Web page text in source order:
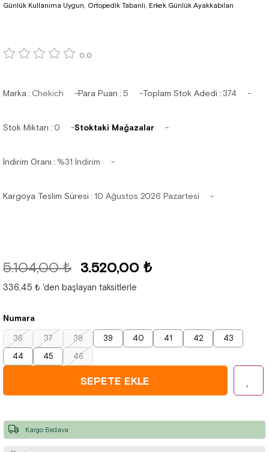
Günlük Kullanıma Uygun, Ortopedik Tabanlı, Erkek Günlük Ayakkabıları
0.0
Marka: Chekich Para Puan : 5 Toplam Stok Adedi : 374
Stok Miktarı : 0 Stoktaki Mağazalar
İndirim Oranı : %31 İndirim
Kargoya Teslim Süresi : 10 Ağustos 2026 Pazartesi
5.104,00 ₺ 3.520,00 ₺
336,45 ₺ 'den başlayan taksitlerle
Numara
36 37 38 39 40 41 42
43
44
45 46
Kargo Bedava